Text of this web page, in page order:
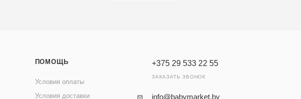
ПОМОЩЬ
Условия оплаты
Условия доставки
+375 29 533 22 55
ЗАКАЗАТЬ ЗВОНОК
info@babymarket.by